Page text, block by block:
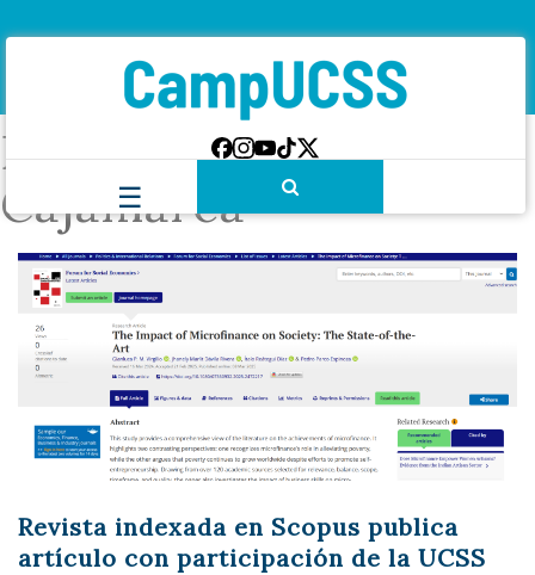
Etiqueta:Nueva
Cajamarca
Revista indexada en Scopus publica
artículo con participación de la UCSS